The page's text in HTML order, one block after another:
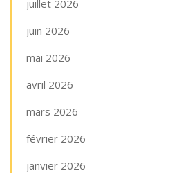
juillet 2026
juin 2026
mai 2026
avril 2026
mars 2026
février 2026
janvier 2026